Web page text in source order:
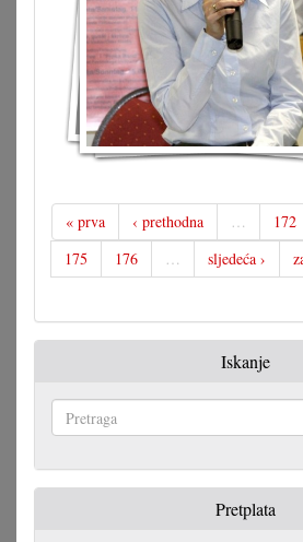
« prva ‹ prethodna … 172
175
176 … sljedeća ›
Iskanje
Pretplata